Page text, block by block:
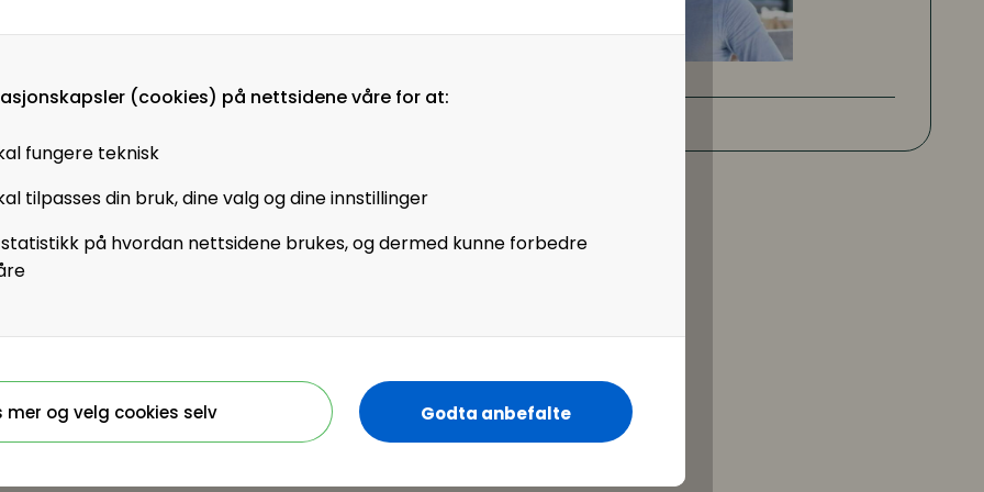
(cookies) på nettsidene våre for at:
fungere teknisk
tilpasses din bruk, dine valg og dine innstillinger
på hvordan nettsidene brukes, og dermed kunne forbedre
mer og velg cookies selv Godta anbefalte
og har gjennom
Norske
tidligere erfaring fra
fra NHH.
Hittil
på FINN jobb og
har vi en unik
Vi deler rykende
utvikler seg
og geografier